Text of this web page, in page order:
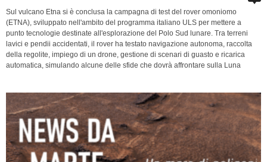
Sul vulcano Etna si è conclusa la campagna di test del rover omoniomo
(ETNA), sviluppato nell'ambito del programma italiano ULS per mettere a
punto tecnologie destinate all'esplorazione del Polo Sud lunare. Tra terreni
lavici e pendii accidentati, il rover ha testato navigazione autonoma, raccolta
della regolite, impiego di un drone, gestione di scenari di guasto e ricarica
automatica, simulando alcune delle sfide che dovrà affrontare sulla Luna